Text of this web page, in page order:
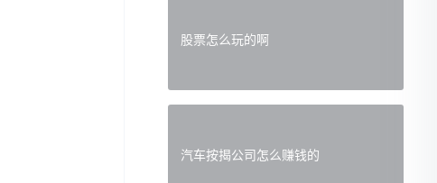
股票怎么玩的啊
汽车按揭公司怎么赚钱的